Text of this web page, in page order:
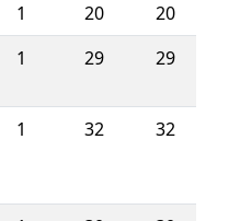
1 20
20
1 29 29
1 32 32